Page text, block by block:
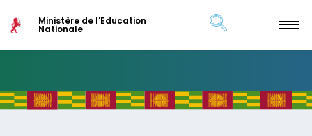
Ministère de l'Education
Nationale